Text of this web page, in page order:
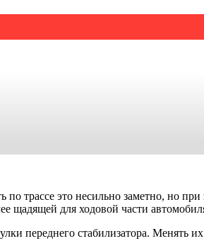
трассе это несильно заметно, но
щадящей для ходовой части
переднего стабилизатора. Менять